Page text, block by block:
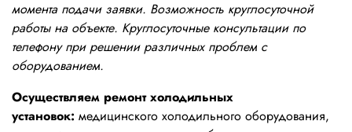
момента подачи заявки. Возможность круглосуточной
работы на объекте. Круглосуточные консультации по
телефону при решении различных проблем с
оборудованием.
Осуществляем ремонт холодильных
установок: медицинского холодильного оборудования,